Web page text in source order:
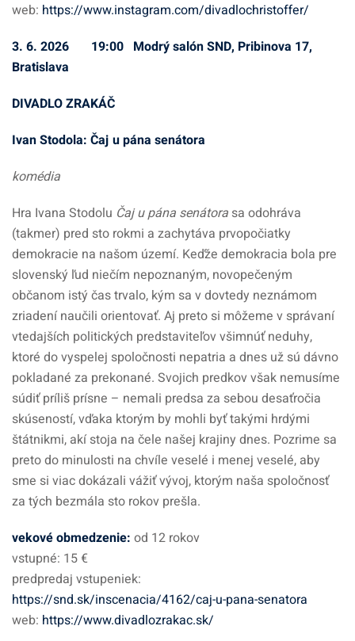
web: https://www.instagram.com/divadlochristoffer/
3. 6. 2026 19:00 Modrý salón SND, Pribinova 17,
Bratislava
DIVADLO ZRAKÁČ
Ivan Stodola: Čaj u pána senátora
komédia
Hra Ivana Stodolu Čaj u pána senátora sa odohráva
(takmer) pred sto rokmi a zachytáva prvopočiatky
demokracie na našom území. Keďže demokracia bola pre
slovenský ľud niečím nepoznaným, novopečeným
občanom istý čas trvalo, kým sa v dovtedy neznámom
zriadení naučili orientovať. Aj preto si môžeme v správaní
vtedajších politických predstaviteľov všimnúť neduhy,
ktoré do vyspelej spoločnosti nepatria a dnes už sú dávno
pokladané za prekonané. Svojich predkov však nemusíme
súdiť príliš prísne – nemali predsa za sebou desaťročia
skúseností, vďaka ktorým by mohli byť takými hrdými
štátnikmi, akí stoja na čele našej krajiny dnes. Pozrime sa
preto do minulosti na chvíle veselé i menej veselé, aby
sme si viac dokázali vážiť vývoj, ktorým naša spoločnosť
za tých bezmála sto rokov prešla.
vekové obmedzenie: od 12 rokov
vstupné: 15 €
predpredaj vstupeniek:
https://snd.sk/inscenacia/4162/caj-u-pana-senatora
web: https://www.divadlozrakac.sk/